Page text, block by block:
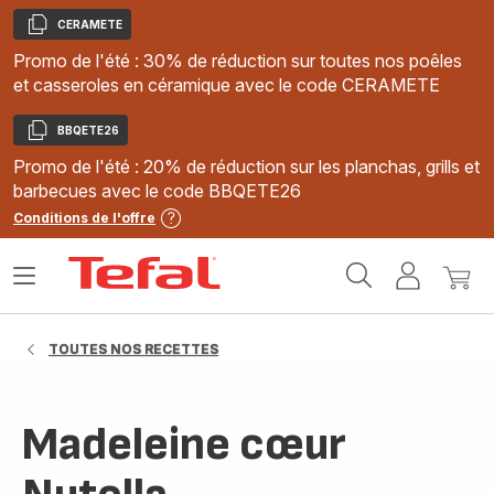
Copier
CERAMETE
Promo de l'été : 30% de réduction sur toutes nos poêles
et casseroles en céramique avec le code CERAMETE
Copier
BBQETE26
Promo de l'été : 20% de réduction sur les planchas, grills et
barbecues avec le code BBQETE26
Conditions de l'offre
MonMon
Ouvrir
TOUTES NOS RECETTES
Madeleine cœur